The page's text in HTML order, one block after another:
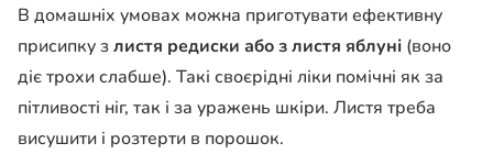
В домашніх умовах можна приготувати ефективну
присипку злистя редиски або з листя яблуні (воно
діє трохи слабше). Такі своєрідні ліки помічні як за
пітливості ніг, так і за уражень шкіри. Листя треба
висушити і розтерти в порошок.